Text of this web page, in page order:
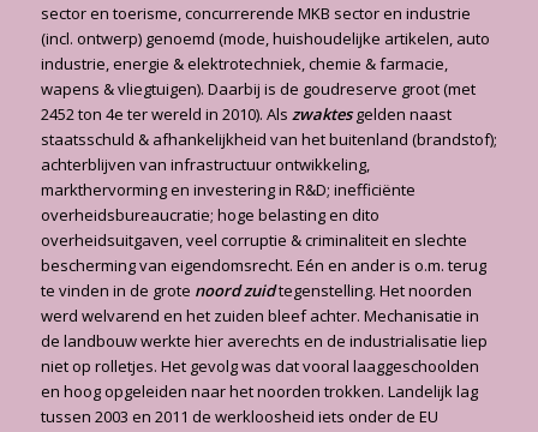
sector en toerisme, concurrerende MKB sector en industrie
(incl. ontwerp) genoemd (mode, huishoudelijke artikelen, auto
industrie, energie & elektrotechniek, chemie & farmacie,
wapens & vliegtuigen). Daarbij is de goudreserve groot (met
2452 ton 4e ter wereld in 2010). Als zwaktesgelden naast
staatsschuld & afhankelijkheid van het buitenland (brandstof);
achterblijven van infrastructuur ontwikkeling,
markthervorming en investering in R&D; inefficiënte
overheidsbureaucratie; hoge belasting en dito
overheidsuitgaven, veel corruptie & criminaliteit en slechte
bescherming van eigendomsrecht. Eén en ander is o.m. terug
te vinden in de grote noord zuidtegenstelling. Het noorden
werd welvarend en het zuiden bleef achter. Mechanisatie in
de landbouw werkte hier averechts en de industrialisatie liep
niet op rolletjes. Het gevolg was dat vooral laaggeschoolden
en hoog op­geleiden naar het noorden trokken. Landelijk lag
tussen 2003 en 2011 de werkloosheid iets onder de EU